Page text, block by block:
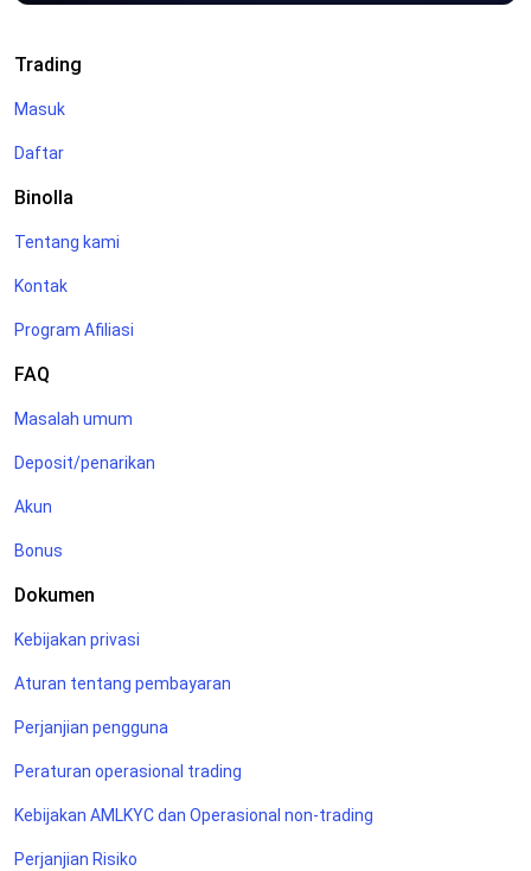
Trading
Masuk
Daftar
Binolla
Tentang kami
Kontak
Program Afiliasi
FAQ
Masalah umum
Deposit/penarikan
Akun
Bonus
Dokumen
Kebijakan privasi
Aturan tentang pembayaran
Perjanjian pengguna
Peraturan operasional trading
Kebijakan AMLKYC dan Operasional non-trading
Perjanjian Risiko